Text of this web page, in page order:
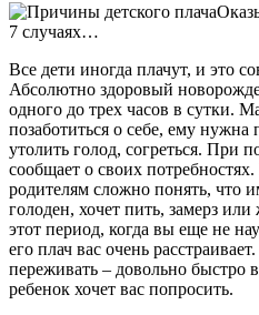
7 случаях…
Все дети иногда плачут, и это
Абсолютно здоровый
одного до трех часов в сутки.
позаботиться о себе, ему
утолить голод, согреться. При
сообщает о своих
родителям сложно понять, что
голоден, хочет пить, замерз
этот период, когда вы еще не
его плач вас очень
переживать – довольно быстро
ребенок хочет вас попросить.